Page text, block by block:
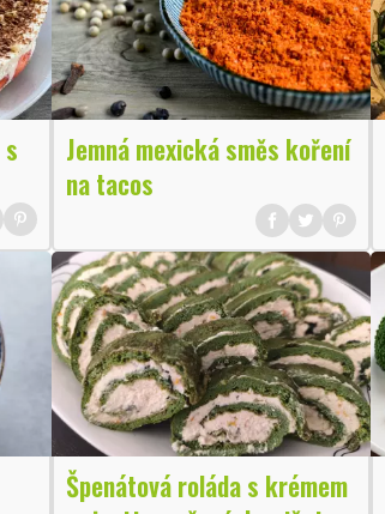
Jemná mexická směs koření
na tacos
Špenátová roláda s krémem